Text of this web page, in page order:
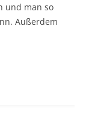
und man so
Außerdem